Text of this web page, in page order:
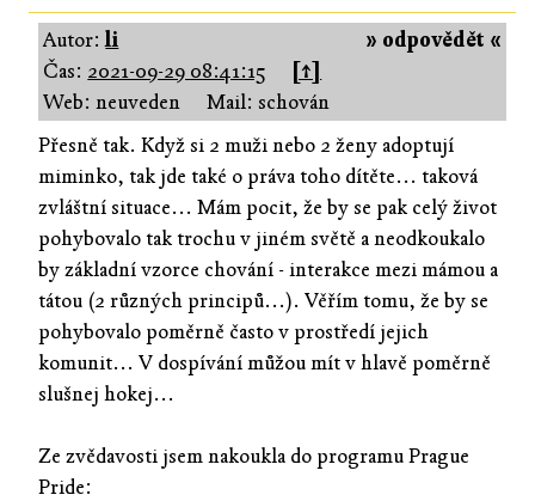
» odpovědět «
Autor:li
Čas: 2021-09-29 08:41:15
[↑]
Web: neuveden
Mail: schován
Přesně tak. Když si 2 muži nebo 2 ženy adoptují
miminko, tak jde také o práva toho dítěte... taková
zvláštní situace... Mám pocit, že by se pak celý život
pohybovalo tak trochu v jiném světě a neodkoukalo
by základní vzorce chování - interakce mezi mámou a
tátou (2 různých principů...). Věřím tomu, že by se
pohybovalo poměrně často v prostředí jejich
komunit... V dospívání můžou mít v hlavě poměrně
slušnej hokej...
Ze zvědavosti jsem nakoukla do programu Prague
Pride: